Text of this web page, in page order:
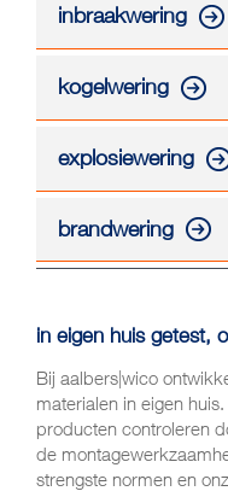
inbraakwering
kogelwering
explosiewering
brandwering
in eigen huis getest,
Bij aalbers|wico
materialen in eigen
producten controleren
de
strengste normen en